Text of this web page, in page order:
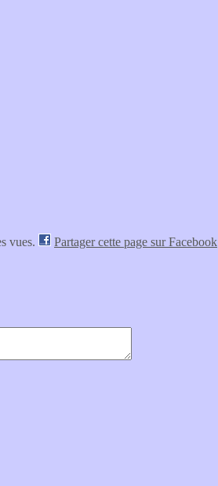
vues.
Partager cette page sur Facebook